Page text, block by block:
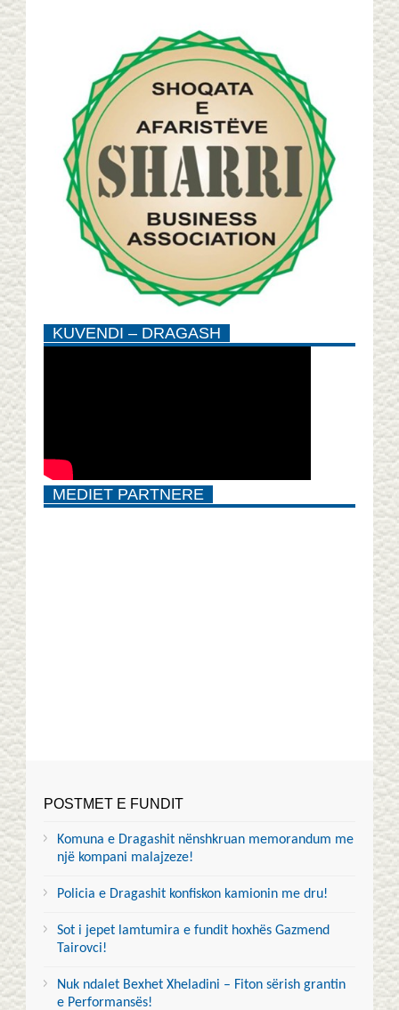
KUVENDI – DRAGASH
MEDIET PARTNERE
POSTMET E FUNDIT
Komuna e Dragashit nënshkruan memorandum me
një kompani malajzeze!
Policia e Dragashit konfiskon kamionin me dru!
Sot i jepet lamtumira e fundit hoxhës Gazmend
Tairovci!
Nuk ndalet Bexhet Xheladini – Fiton sërish grantin
e Performansës!